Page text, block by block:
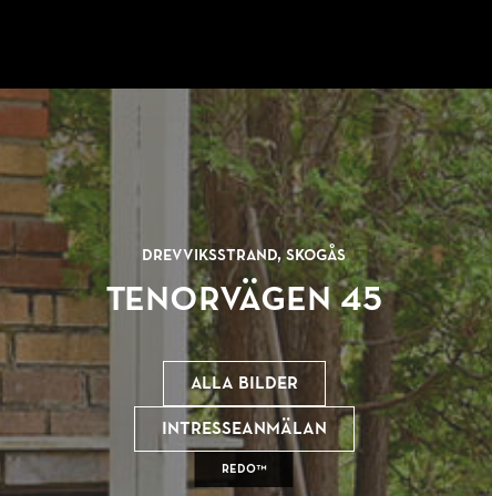
Drevviksstrand, Skogås
Tenorvägen 45
REDO™
Alla bilder
Intresseanmälan